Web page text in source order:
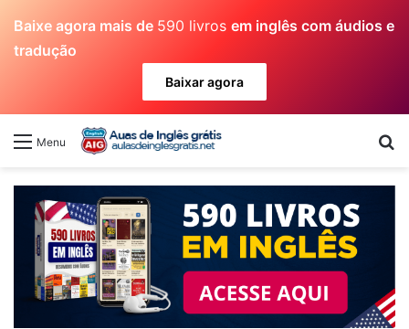
Baixe agora mais de 590 livros em inglês com áudios e
tradução
Baixar agora
Menu